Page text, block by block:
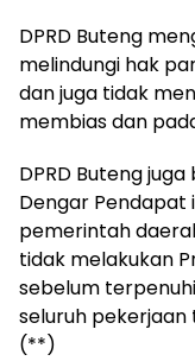
DPRD Buteng
melindungi hak
dan juga tidak
membias dan
DPRD Buteng
Dengar
pemerintah
tidak melakukan
sebelum
seluruh
(**)